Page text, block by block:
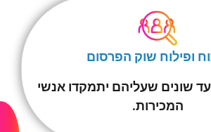
ופילוח שוק הפרסום
שונים שעליהם יתמקדו אנשי
המכירות.